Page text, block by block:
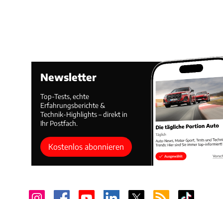
Newsletter
Top-Tests, echte
Erfahrungsberichte &
Technik-Highlights – direkt in
Ihr Postfach.
Kostenlos abonnieren